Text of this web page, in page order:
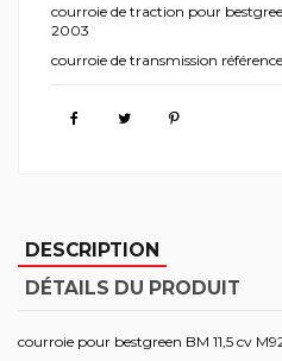
courroie de traction pour
2003
courroie de transmission
DESCRIPTION
DÉTAILS DU PRODUIT
courroie pour bestgreen BM 11,5 cv